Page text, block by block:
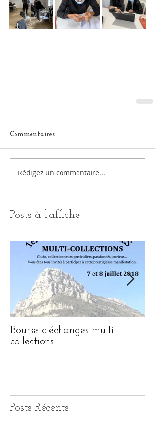
Commentaires
Rédigez un commentaire...
Posts à l'affiche
Bourse d'échanges multi-
collections
Posts Récents